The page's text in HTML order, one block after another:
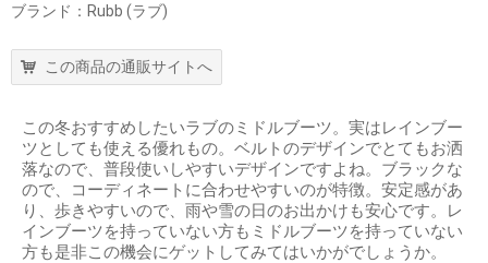
ブランド：Rubb (ラブ)
この商品の通販サイトへ
この冬おすすめしたいラブのミドルブーツ。実はレインブー
ツとしても使える優れもの。ベルトのデザインでとてもお洒
落なので、普段使いしやすいデザインですよね。ブラックな
ので、コーディネートに合わせやすいのが特徴。安定感があ
り、歩きやすいので、雨や雪の日のお出かけも安心です。レ
インブーツを持っていない方もミドルブーツを持っていない
方も是非この機会にゲットしてみてはいかがでしょうか。